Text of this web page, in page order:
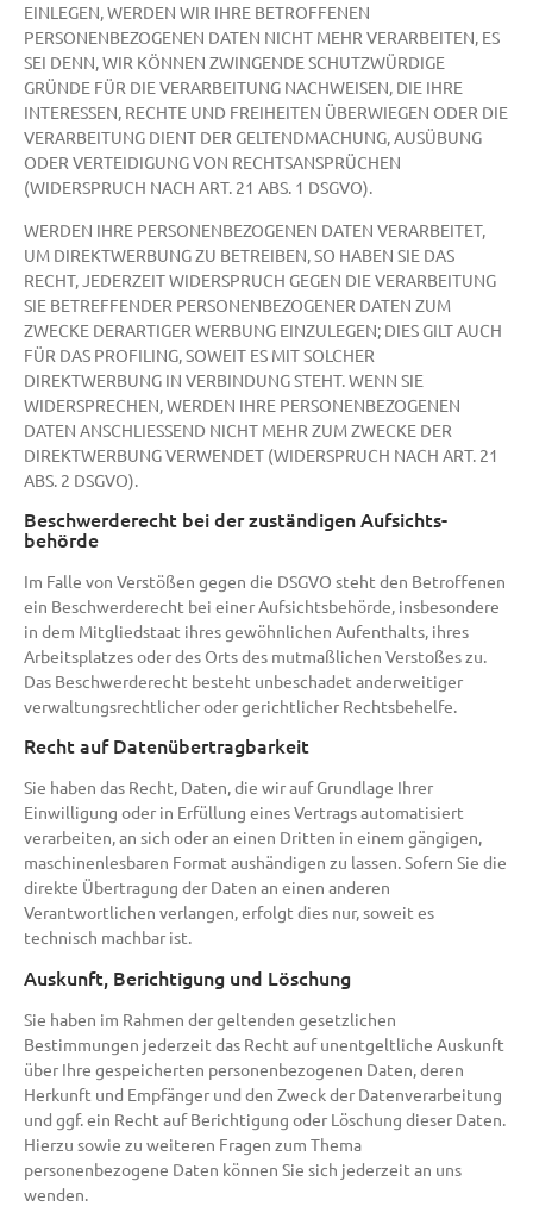
EINLEGEN, WERDEN WIR IHRE BETROFFENEN
PERSONENBEZOGENEN DATEN NICHT MEHR VERARBEITEN, ES
SEI DENN, WIR KÖNNEN ZWINGENDE SCHUTZWÜRDIGE
GRÜNDE FÜR DIE VERARBEITUNG NACHWEISEN, DIE IHRE
INTERESSEN, RECHTE UND FREIHEITEN ÜBERWIEGEN ODER DIE
VERARBEITUNG DIENT DER GELTENDMACHUNG, AUSÜBUNG
ODER VERTEIDIGUNG VON RECHTSANSPRÜCHEN
(WIDERSPRUCH NACH ART. 21 ABS. 1 DSGVO).
WERDEN IHRE PERSONENBEZOGENEN DATEN VERARBEITET,
UM DIREKTWERBUNG ZU BETREIBEN, SO HABEN SIE DAS
RECHT, JEDERZEIT WIDERSPRUCH GEGEN DIE VERARBEITUNG
SIE BETREFFENDER PERSONENBEZOGENER DATEN ZUM
ZWECKE DERARTIGER WERBUNG EINZULEGEN; DIES GILT AUCH
FÜR DAS PROFILING, SOWEIT ES MIT SOLCHER
DIREKTWERBUNG IN VERBINDUNG STEHT. WENN SIE
WIDERSPRECHEN, WERDEN IHRE PERSONENBEZOGENEN
DATEN ANSCHLIESSEND NICHT MEHR ZUM ZWECKE DER
DIREKTWERBUNG VERWENDET (WIDERSPRUCH NACH ART. 21
ABS. 2 DSGVO).
Beschwerde­recht bei der zuständigen Aufsichts­
behörde
Im Falle von Verstößen gegen die DSGVO steht den Betroffenen
ein Beschwerderecht bei einer Aufsichtsbehörde, insbesondere
in dem Mitgliedstaat ihres gewöhnlichen Aufenthalts, ihres
Arbeitsplatzes oder des Orts des mutmaßlichen Verstoßes zu.
Das Beschwerderecht besteht unbeschadet anderweitiger
verwaltungsrechtlicher oder gerichtlicher Rechtsbehelfe.
Recht auf Daten­übertrag­barkeit
Sie haben das Recht, Daten, die wir auf Grundlage Ihrer
Einwilligung oder in Erfüllung eines Vertrags automatisiert
verarbeiten, an sich oder an einen Dritten in einem gängigen,
maschinenlesbaren Format aushändigen zu lassen. Sofern Sie die
direkte Übertragung der Daten an einen anderen
Verantwortlichen verlangen, erfolgt dies nur, soweit es
technisch machbar ist.
Auskunft, Berichtigung und Löschung
Sie haben im Rahmen der geltenden gesetzlichen
Bestimmungen jederzeit das Recht auf unentgeltliche Auskunft
über Ihre gespeicherten personenbezogenen Daten, deren
Herkunft und Empfänger und den Zweck der Datenverarbeitung
und ggf. ein Recht auf Berichtigung oder Löschung dieser Daten.
Hierzu sowie zu weiteren Fragen zum Thema
personenbezogene Daten können Sie sich jederzeit an uns
wenden.